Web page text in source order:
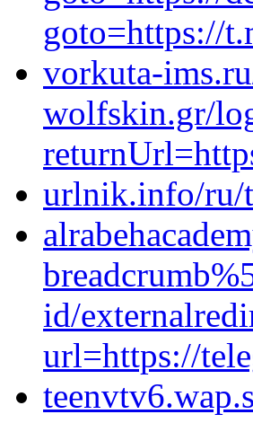
goto=https://
vorkuta-
wolfskin.gr/
urlnik.info/ru/
id/
url=https://